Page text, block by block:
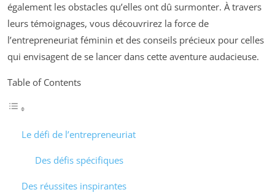
également les obstacles qu’elles ont dû surmonter. À travers
leurs témoignages, vous découvrirez la force de
l’entrepreneuriat féminin et des conseils précieux pour celles
qui envisagent de se lancer dans cette aventure audacieuse.
Table of Contents
Le défi de l’entrepreneuriat
Des défis spécifiques
Des réussites inspirantes